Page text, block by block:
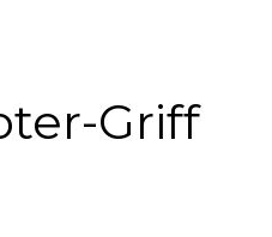
Griff